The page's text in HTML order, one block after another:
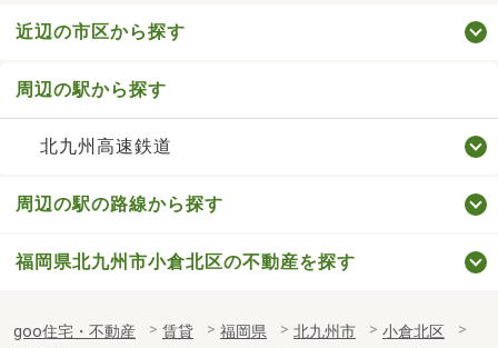
近辺の市区から探す
周辺の駅から探す
北九州高速鉄道
周辺の駅の路線から探す
福岡県北九州市小倉北区の不動産を探す
goo住宅・不動産 賃貸 福岡県 北九州市
小倉北区